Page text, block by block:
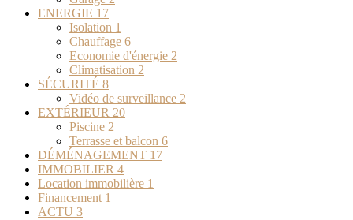
ENERGIE 17
Isolation 1
Chauffage 6
Economie d'énergie 2
Climatisation 2
SÉCURITÉ 8
Vidéo de surveillance 2
EXTÉRIEUR 20
Piscine 2
Terrasse et balcon 6
DÉMÉNAGEMENT 17
IMMOBILIER 4
Location immobilière 1
Financement 1
ACTU 3